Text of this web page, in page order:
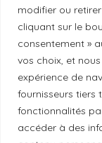
modifier ou
cliquant sur le
consentement »
vos choix, et
expérience de
fournisseurs tiers
fonctionnalités
accéder à des
Politique de
Politique de
Politique